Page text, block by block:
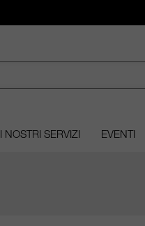
I NOSTRI SERVIZI EVENTI